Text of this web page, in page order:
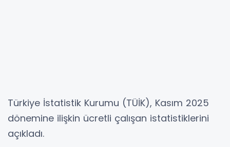
Türkiye İstatistik Kurumu (TÜİK), Kasım 2025
dönemine ilişkin ücretli çalışan istatistiklerini
açıkladı.